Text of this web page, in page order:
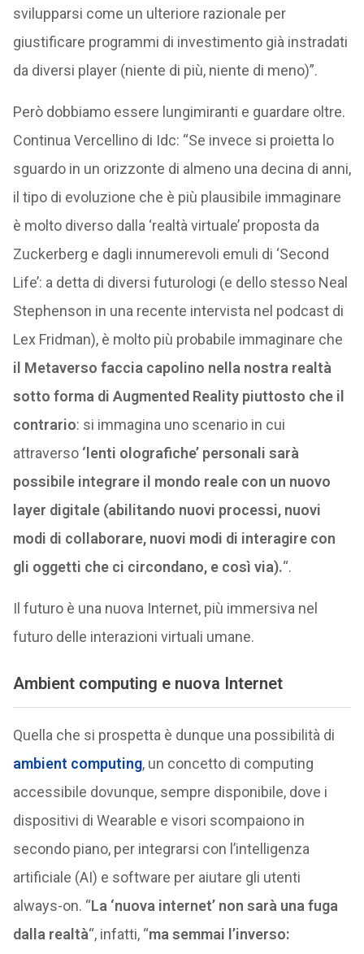
svilupparsi come un ulteriore razionale per
giustificare programmi di investimento già instradati
da diversi player (niente di più, niente di meno)”.
Però dobbiamo essere lungimiranti e guardare oltre.
Continua Vercellino di Idc: “Se invece si proietta lo
sguardo in un orizzonte di almeno una decina di anni,
il tipo di evoluzione che è più plausibile immaginare
è molto diverso dalla ‘realtà virtuale’ proposta da
Zuckerberg e dagli innumerevoli emuli di ‘Second
Life’: a detta di diversi futurologi (e dello stesso Neal
Stephenson in una recente intervista nel podcast di
Lex Fridman), è molto più probabile immaginare che
il Metaverso faccia capolino nella nostra realtà
sotto forma di Augmented Reality piuttosto che il
contrario: si immagina uno scenario in cui
attraverso ‘lenti olografiche’ personali sarà
possibile integrare il mondo reale con un nuovo
layer digitale (abilitando nuovi processi, nuovi
modi di collaborare, nuovi modi di interagire con
gli oggetti che ci circondano, e così via).“.
Il futuro è una nuova Internet, più immersiva nel
futuro delle interazioni virtuali umane.
Ambient computing e nuova Internet
Quella che si prospetta è dunque una possibilità di
ambient computing, un concetto di computing
accessibile dovunque, sempre disponibile, dove i
dispositivi di Wearable e visori scompaiono in
secondo piano, per integrarsi con l’intelligenza
artificiale (AI) e software per aiutare gli utenti
always-on. “La ‘nuova internet’ non sarà una fuga
dalla realtà“, infatti, “ma semmai l’inverso: